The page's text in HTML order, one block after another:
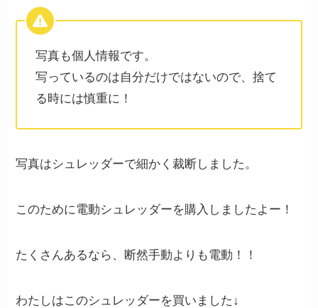
写真も個人情報です。
写っているのは自分だけではないので、捨て
る時には慎重に！
写真はシュレッダーで細かく裁断しました。
このために電動シュレッダーを購入しましたよー！
たくさんあるなら、断然手動よりも電動！！
わたしはこのシュレッダーを買いました↓